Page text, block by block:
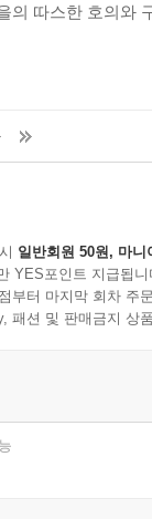
의 따스한 호의와
일반회원 50원, 마니
YES포인트 지급됩니
부터 마지막 회차 주
패션 및 판매금지 상